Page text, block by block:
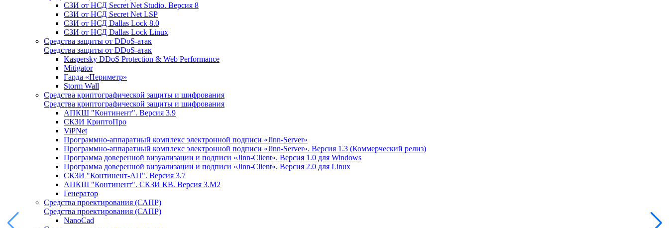
СЗИ от НСД Secret Net Studio. Версия 8
СЗИ от НСД Secret Net LSP
СЗИ от НСД Dallas Lock 8.0
СЗИ от НСД Dallas Lock Linux
Средства защиты от DDoS-атак
Средства защиты от DDoS-атак
Kaspersky DDoS Protection & Web Performance
Mitigator
Гарда «Периметр»
Storm Wall
Средства криптографической защиты и шифрования
Средства криптографической защиты и шифрования
АПКШ "Континент". Версия 3.9
СКЗИ КриптоПро
ViPNet
Программно-аппаратный комплекс электронной подписи «Jinn-Server»
Программно-аппаратный комплекс электронной подписи «Jinn-Server». Версия 1.3 (Коммерческий релиз)
Программа доверенной визуализации и подписи «Jinn-Client». Версия 1.0 для Windows
Программа доверенной визуализации и подписи «Jinn-Client». Версия 2.0 для Linux
СКЗИ "Континент-АП". Версия 3.7
АПКШ "Континент". СКЗИ КВ. Версия 3.М2
Генератор
Средства проектирования (САПР)
Средства проектирования (САПР)
NanoCad